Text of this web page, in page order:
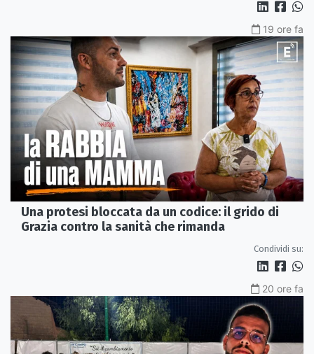
19 ore fa
Una protesi bloccata da un codice: il grido di
Grazia contro la sanità che rimanda
Condividi su:
20 ore fa